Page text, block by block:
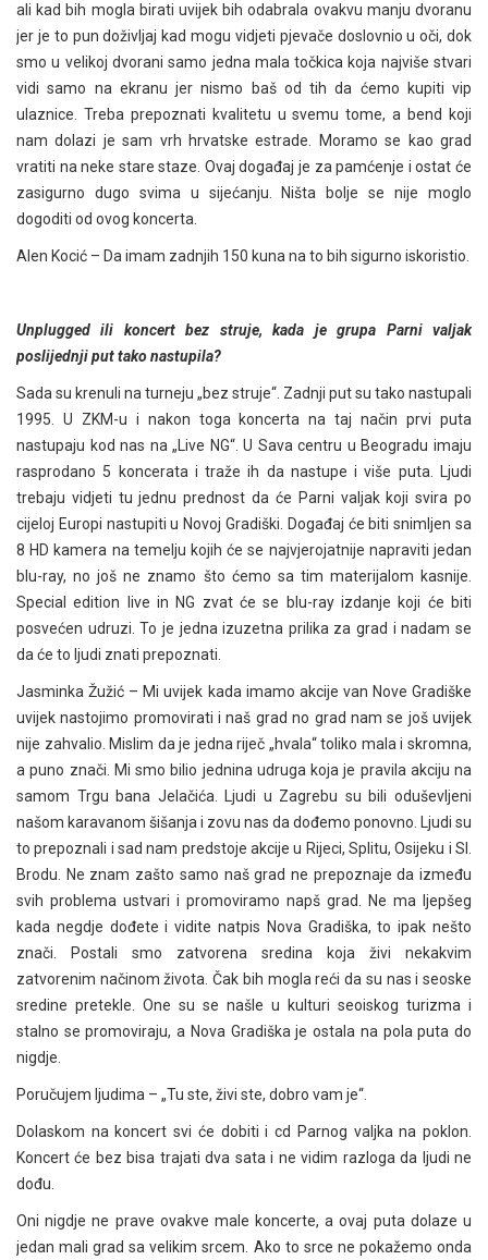
ali kad bih mogla birati uvijek bih odabrala ovakvu manju dvoranu
jer je to pun doživljaj kad mogu vidjeti pjevače doslovnio u oči, dok
smo u velikoj dvorani samo jedna mala točkica koja najviše stvari
vidi samo na ekranu jer nismo baš od tih da ćemo kupiti vip
ulaznice. Treba prepoznati kvalitetu u svemu tome, a bend koji
nam dolazi je sam vrh hrvatske estrade. Moramo se kao grad
vratiti na neke stare staze. Ovaj događaj je za pamćenje i ostat će
zasigurno dugo svima u sijećanju. Ništa bolje se nije moglo
dogoditi od ovog koncerta.
Alen Kocić – Da imam zadnjih 150 kuna na to bih sigurno iskoristio.
Unplugged ili koncert bez struje, kada je grupa Parni valjak
poslijednji put tako nastupila?
Sada su krenuli na turneju „bez struje“. Zadnji put su tako nastupali
1995. U ZKM-u i nakon toga koncerta na taj način prvi puta
nastupaju kod nas na „Live NG“. U Sava centru u Beogradu imaju
rasprodano 5 koncerata i traže ih da nastupe i više puta. Ljudi
trebaju vidjeti tu jednu prednost da će Parni valjak koji svira po
cijeloj Europi nastupiti u Novoj Gradiški. Događaj će biti snimljen sa
8 HD kamera na temelju kojih će se najvjerojatnije napraviti jedan
blu-ray, no još ne znamo što ćemo sa tim materijalom kasnije.
Special edition live in NG zvat će se blu-ray izdanje koji će biti
posvećen udruzi. To je jedna izuzetna prilika za grad i nadam se
da će to ljudi znati prepoznati.
Jasminka Žužić – Mi uvijek kada imamo akcije van Nove Gradiške
uvijek nastojimo promovirati i naš grad no grad nam se još uvijek
nije zahvalio. Mislim da je jedna riječ „hvala“ toliko mala i skromna,
a puno znači. Mi smo bilio jednina udruga koja je pravila akciju na
samom Trgu bana Jelačića. Ljudi u Zagrebu su bili oduševljeni
našom karavanom šišanja i zovu nas da dođemo ponovno. Ljudi su
to prepoznali i sad nam predstoje akcije u Rijeci, Splitu, Osijeku i Sl.
Brodu. Ne znam zašto samo naš grad ne prepoznaje da između
svih problema ustvari i promoviramo napš grad. Ne ma ljepšeg
kada negdje dođete i vidite natpis Nova Gradiška, to ipak nešto
znači. Postali smo zatvorena sredina koja živi nekakvim
zatvorenim načinom života. Čak bih mogla reći da su nas i seoske
sredine pretekle. One su se našle u kulturi seoiskog turizma i
stalno se promoviraju, a Nova Gradiška je ostala na pola puta do
nigdje.
Poručujem ljudima – „Tu ste, živi ste, dobro vam je“.
Dolaskom na koncert svi će dobiti i cd Parnog valjka na poklon.
Koncert će bez bisa trajati dva sata i ne vidim razloga da ljudi ne
dođu.
Oni nigdje ne prave ovakve male koncerte, a ovaj puta dolaze u
jedan mali grad sa velikim srcem. Ako to srce ne pokažemo onda